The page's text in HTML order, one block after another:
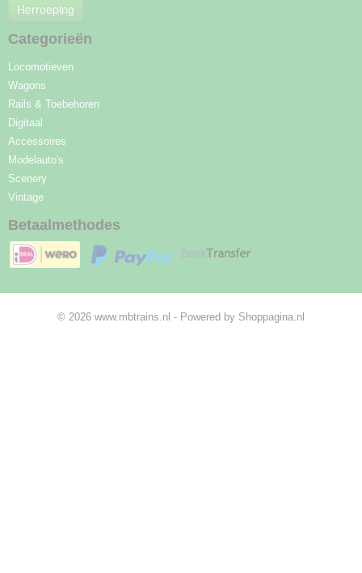
Herroeping
Categorieën
Locomotieven
Wagons
Rails & Toebehoren
Digitaal
Accessoires
Modelauto's
Scenery
Vintage
Betaalmethodes
© 2026 www.mbtrains.nl - Powered by Shoppagina.nl